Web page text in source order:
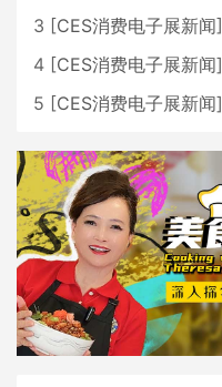
3 [CES消费电子展新闻]
4 [CES消费电子展新闻]
5 [CES消费电子展新闻]